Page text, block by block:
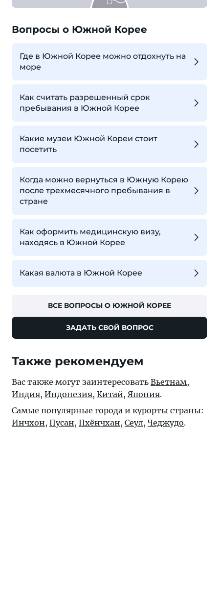
Вопросы о Южной Корее
Где в Южной Корее можно отдохнуть на
море
Как считать разрешенный срок
пребывания в Южной Корее
Какие музеи Южной Кореи стоит
посетить
Когда можно вернуться в Южную Корею
после трехмесячного пребывания в
стране
Как оформить медицинскую визу,
находясь в Южной Корее
Какая валюта в Южной Корее
ВСЕ ВОПРОСЫ О ЮЖНОЙ КОРЕЕ
ЗАДАТЬ СВОЙ ВОПРОС
Также рекомендуем
Вас также могут заинтересовать Вьетнам,
Индия, Индонезия, Китай, Япония.
Самые популярные города и курорты страны:
Инчхон, Пусан, Пхёнчхан, Сеул, Чеджудо.